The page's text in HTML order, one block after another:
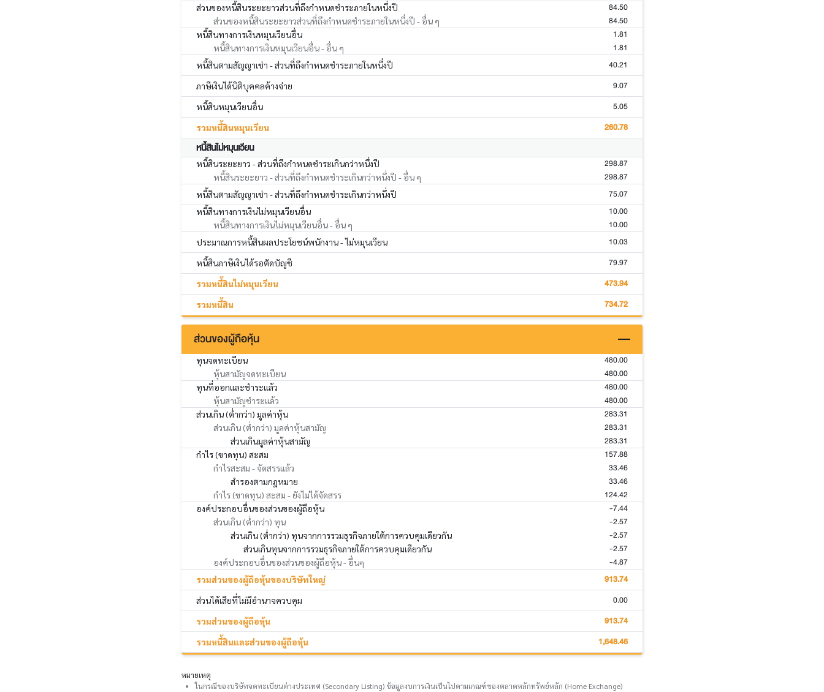
ส่วนของหนี้สินระยะยาวส่วนที่ถึงกำหนดชำระภายในหนึ่งปี 84.50
ส่วนของหนี้สินระยะยาวส่วนที่ถึงกำหนดชำระภายในหนึ่งปี - อื่น ๆ 84.50
หนี้สินทางการเงินหมุนเวียนอื่น 1.81
หนี้สินทางการเงินหมุนเวียนอื่น - อื่น ๆ 1.81
หนี้สินตามสัญญาเช่า - ส่วนที่ถึงกำหนดชำระภายในหนึ่งปี 40.21
ภาษีเงินได้นิติบุคคลค้างจ่าย 9.07
หนี้สินหมุนเวียนอื่น 5.05
รวมหนี้สินหมุนเวียน 260.78
หนี้สินไม่หมุนเวียน
หนี้สินระยะยาว - ส่วนที่ถึงกำหนดชำระเกินกว่าหนึ่งปี 298.87
หนี้สินระยะยาว - ส่วนที่ถึงกำหนดชำระเกินกว่าหนึ่งปี - อื่น ๆ 298.87
หนี้สินตามสัญญาเช่า - ส่วนที่ถึงกำหนดชำระเกินกว่าหนึ่งปี 75.07
หนี้สินทางการเงินไม่หมุนเวียนอื่น 10.00
หนี้สินทางการเงินไม่หมุนเวียนอื่น - อื่น ๆ 10.00
ประมาณการหนี้สินผลประโยชน์พนักงาน - ไม่หมุนเวียน 10.03
หนี้สินภาษีเงินได้รอตัดบัญชี 79.97
รวมหนี้สินไม่หมุนเวียน 473.94
รวมหนี้สิน 734.72
ส่วนของผู้ถือหุ้น
ทุนจดทะเบียน 480.00
หุ้นสามัญจดทะเบียน 480.00
ทุนที่ออกและชำระแล้ว 480.00
หุ้นสามัญชำระแล้ว 480.00
ส่วนเกิน (ต่ำกว่า) มูลค่าหุ้น 283.31
ส่วนเกิน (ต่ำกว่า) มูลค่าหุ้นสามัญ 283.31
ส่วนเกินมูลค่าหุ้นสามัญ 283.31
กำไร (ขาดทุน) สะสม 157.88
กำไรสะสม - จัดสรรแล้ว 33.46
สำรองตามกฎหมาย 33.46
กำไร (ขาดทุน) สะสม - ยังไม่ได้จัดสรร 124.42
องค์ประกอบอื่นของส่วนของผู้ถือหุ้น -7.44
ส่วนเกิน (ต่ำกว่า) ทุน -2.57
ส่วนเกิน (ต่ำกว่า) ทุนจากการรวมธุรกิจภายใต้การควบคุมเดียวกัน -2.57
ส่วนเกินทุนจากการรวมธุรกิจภายใต้การควบคุมเดียวกัน -2.57
องค์ประกอบอื่นของส่วนของผู้ถือหุ้น - อื่นๆ -4.87
รวมส่วนของผู้ถือหุ้นของบริษัทใหญ่ 913.74
ส่วนได้เสียที่ไม่มีอำนาจควบคุม 0.00
รวมส่วนของผู้ถือหุ้น 913.74
รวมหนี้สินและส่วนของผู้ถือหุ้น 1,648.46
หมายเหตุ
ในกรณีของบริษัทจดทะเบียนต่างประเทศ (Secondary Listing) ข้อมูลงบการเงินเป็นไปตามเกณฑ์ของตลาดหลักทรัพย์หลัก (Home Exchange)